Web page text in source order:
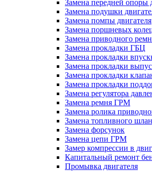
Замена передней опоры
Замена подушки
Замена помпы двигателя
Замена поршневых
Замена приводного
Замена прокладки ГБЦ
Замена прокладки
Замена прокладки
Замена прокладки
Замена прокладки
Замена регулятора
Замена ремня ГРМ
Замена ролика
Замена топливного
Замена форсунок
Замена цепи ГРМ
Замер компрессии в
Капитальный ремонт
Промывка двигателя